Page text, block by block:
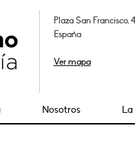
Plaza San
España
Ver mapa
Nosotros